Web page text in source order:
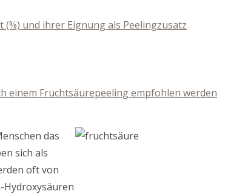
und ihrer Eignung als Peelingzusatz
einem Fruchtsäurepeeling empfohlen werden
das
sich als
oft von
Hydroxysäuren